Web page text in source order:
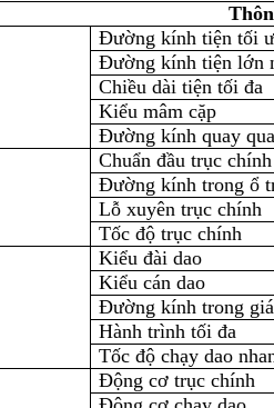
Đường kính tiện tối
Đường kính tiện lớn
Chiều dài tiện tối đa
Kiểu mâm cặp
Đường kính quay
Chuẩn đầu trục chính
Đường kính trong ổ
Lỗ xuyên trục chính
Tốc độ trục chính
Kiểu đài dao
Kiểu cán dao
Đường kính trong
Hành trình tối đa
Tốc độ chạy dao
Động cơ trục chính